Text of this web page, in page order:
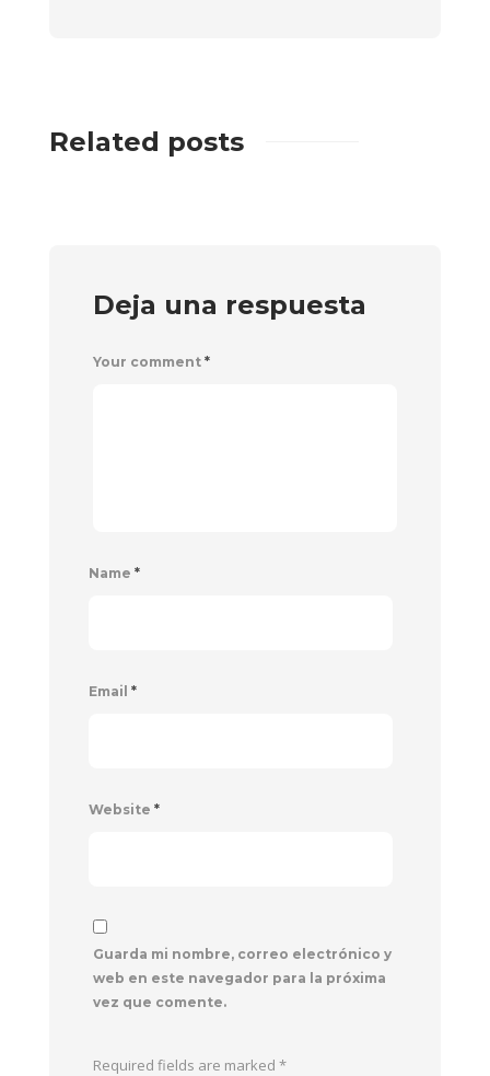
Related posts
Deja una respuesta
Your comment *
Name *
Email *
Website *
Guarda mi nombre, correo electrónico y
web en este navegador para la próxima
vez que comente.
Required fields are marked *